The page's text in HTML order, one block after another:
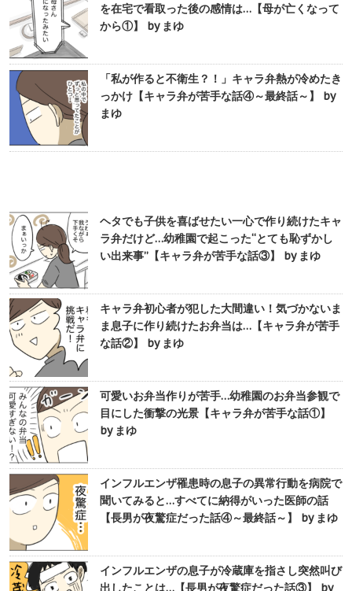
を在宅で看取った後の感情は…【母が亡くなって
から①】 by まゆ
「私が作ると不衛生？！」キャラ弁熱が冷めたき
っかけ【キャラ弁が苦手な話④～最終話～】 by
まゆ
ヘタでも子供を喜ばせたい一心で作り続けたキャ
ラ弁だけど…幼稚園で起こった“とても恥ずかし
い出来事”【キャラ弁が苦手な話③】 by まゆ
キャラ弁初心者が犯した大間違い！気づかないま
ま息子に作り続けたお弁当は…【キャラ弁が苦手
な話②】 by まゆ
可愛いお弁当作りが苦手…幼稚園のお弁当参観で
目にした衝撃の光景【キャラ弁が苦手な話①】
by まゆ
インフルエンザ罹患時の息子の異常行動を病院で
聞いてみると…すべてに納得がいった医師の話
【長男が夜驚症だった話④～最終話～】 by まゆ
インフルエンザの息子が冷蔵庫を指さし突然叫び
出したことは…【長男が夜驚症だった話③】 by